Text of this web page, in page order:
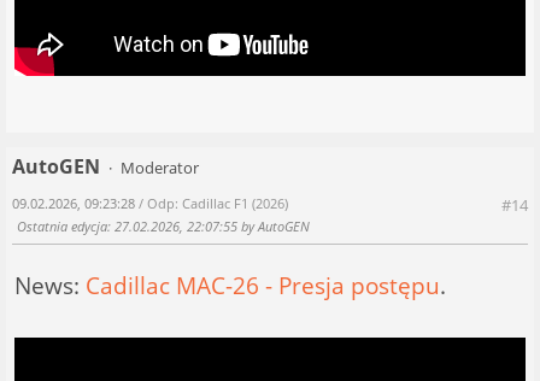
AutoGEN
Moderator
#14
09.02.2026, 09:23:28 / Odp: Cadillac F1 (2026)
Ostatnia edycja: 27.02.2026, 22:07:55 by AutoGEN
News: Cadillac MAC-26 - Presja postępu.